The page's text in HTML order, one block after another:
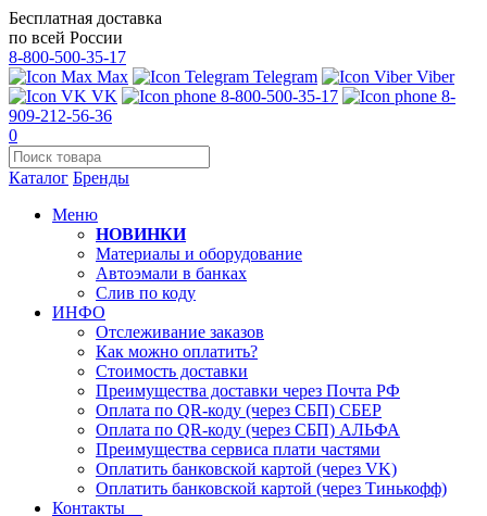
Бесплатная доставка
по всей России
8-800-500-35-17
Max
Telegram
Viber
VK
8-800-500-35-17
8-
909-212-56-36
0
Каталог Бренды
Меню
НОВИНКИ
Материалы и оборудование
Автоэмали в банках
Слив по коду
ИНФО
Отслеживание заказов
Как можно оплатить?
Стоимость доставки
Преимущества доставки через Почта РФ
Оплата по QR-коду (через СБП) СБЕР
Оплата по QR-коду (через СБП) АЛЬФА
Преимущества сервиса плати частями
Оплатить банковской картой (через VK)
Оплатить банковской картой (через Тинькофф)
Контакты